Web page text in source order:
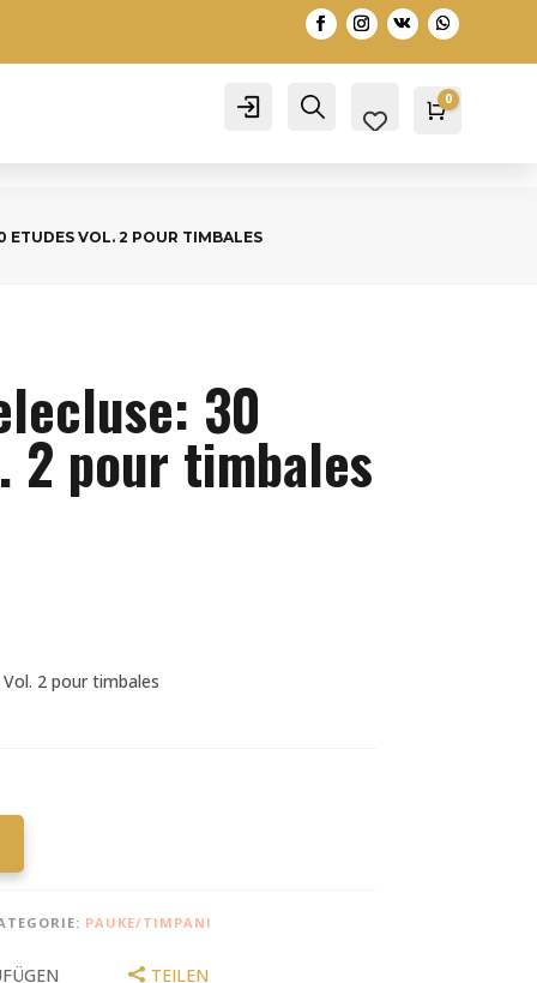
Account Search 0
ETUDES VOL. 2 POUR TIMBALES
30
2 pour timbales
2 pour timbales
PAUKE/TIMPANI
TEILEN